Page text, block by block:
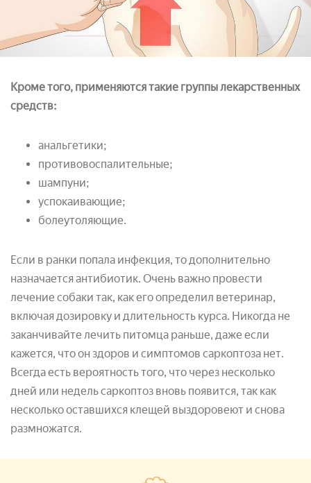
Кроме того, применяются такие группы лекарственных
средств:
анальгетики;
противовоспалительные;
шампуни;
успокаивающие;
болеутоляющие.
Если в ранки попала инфекция, то дополнительно
назначается антибиотик. Очень важно провести
лечение собаки так, как его определил ветеринар,
включая дозировку и длительность курса. Никогда не
заканчивайте лечить питомца раньше, даже если
кажется, что он здоров и симптомов саркоптоза нет.
Всегда есть вероятность того, что через несколько
дней или недель саркоптоз вновь появится, так как
несколько оставшихся клещей выздоровеют и снова
размножатся.